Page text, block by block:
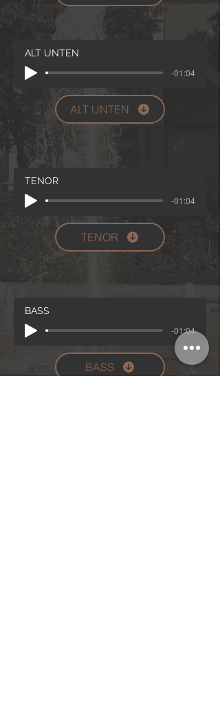
ALT UNTEN
-01:04
ALT UNTEN
TENOR
-01:04
TENOR
BASS
-01:04
BASS